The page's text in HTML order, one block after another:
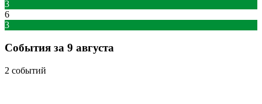
3
6
3
События за 9 августа
2 событий